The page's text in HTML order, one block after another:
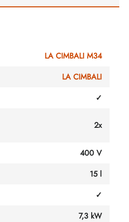
LA CIMBALI M34
LA CIMBALI
✓
2x
400 V
15 l
✓
7,3 kW